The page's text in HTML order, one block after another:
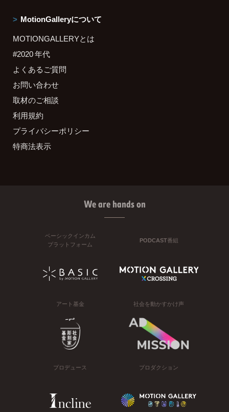
MotionGalleryについて
MOTIONGALLERYとは
#2020 年代
よくあるご質問
お問い合わせ
取材のご相談
利用規約
プライバシーポリシー
特商法表示
We are hands on
ベーシックインカム
プラットフォーム
PODCAST番組
アート基金 社会を動かすかけ声
プロデュース プロダクション